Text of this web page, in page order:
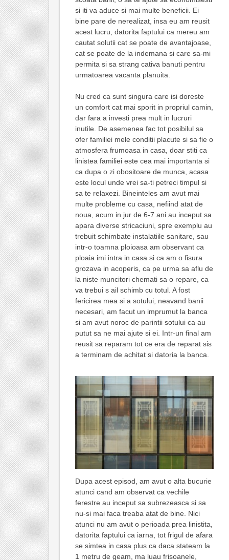
si iti va aduce si mai multe beneficii. Ei
bine pare de nerealizat, insa eu am reusit
acest lucru, datorita faptului ca mereu am
cautat solutii cat se poate de avantajoase,
cat se poate de la indemana si care sa-mi
permita si sa strang cativa banuti pentru
urmatoarea vacanta planuita.
Nu cred ca sunt singura care isi doreste
un comfort cat mai sporit in propriul camin,
dar fara a investi prea mult in lucruri
inutile. De asemenea fac tot posibilul sa
ofer familiei mele conditii placute si sa fie o
atmosfera frumoasa in casa, doar stiti ca
linistea familiei este cea mai importanta si
ca dupa o zi obositoare de munca, acasa
este locul unde vrei sa-ti petreci timpul si
sa te relaxezi. Bineinteles am avut mai
multe probleme cu casa, nefiind atat de
noua, acum in jur de 6-7 ani au inceput sa
apara diverse stricaciuni, spre exemplu au
trebuit schimbate instalatiile sanitare, sau
intr-o toamna ploioasa am observant ca
ploaia imi intra in casa si ca am o fisura
grozava in acoperis, ca pe urma sa aflu de
la niste muncitori chemati sa o repare, ca
va trebui s ail schimb cu totul. A fost
fericirea mea si a sotului, neavand banii
necesari, am facut un imprumut la banca
si am avut noroc de parintii sotului ca au
putut sa ne mai ajute si ei. Intr-un final am
reusit sa reparam tot ce era de reparat sis
a terminam de achitat si datoria la banca.
Dupa acest episod, am avut o alta bucurie
atunci cand am observat ca vechile
ferestre au inceput sa subrezeasca si sa
nu-si mai faca treaba atat de bine. Nici
atunci nu am avut o perioada prea linistita,
datorita faptului ca iarna, tot frigul de afara
se simtea in casa plus ca daca stateam la
1 metru de geam, ma luau frisoanele,